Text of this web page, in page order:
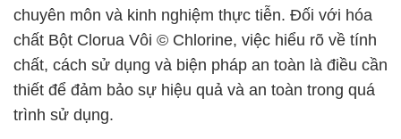
chuyên môn và kinh nghiệm thực tiễn. Đối với hóa
chất Bột Clorua Vôi © Chlorine, việc hiểu rõ về tính
chất, cách sử dụng và biện pháp an toàn là điều cần
thiết để đảm bảo sự hiệu quả và an toàn trong quá
trình sử dụng.